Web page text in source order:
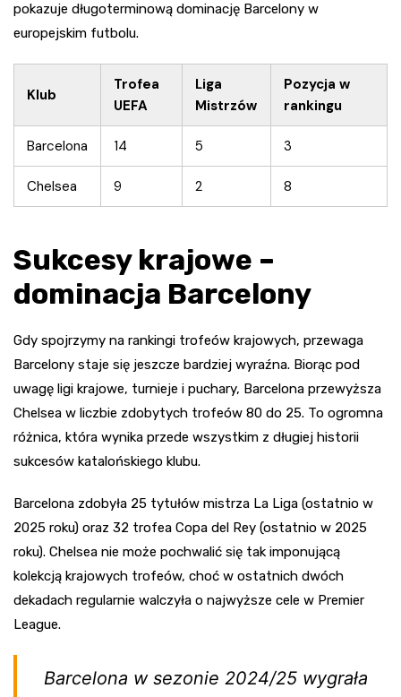
pokazuje długoterminową dominację Barcelony w
europejskim futbolu.
Klub
Trofea
UEFA
Liga
Mistrzów
Pozycja w
rankingu
Barcelona 14 5 3
Chelsea 9 2 8
Sukcesy krajowe –
dominacja Barcelony
Gdy spojrzymy na rankingi trofeów krajowych, przewaga
Barcelony staje się jeszcze bardziej wyraźna. Biorąc pod
uwagę ligi krajowe, turnieje i puchary, Barcelona przewyższa
Chelsea w liczbie zdobytych trofeów 80 do 25. To ogromna
różnica, która wynika przede wszystkim z długiej historii
sukcesów katalońskiego klubu.
Barcelona zdobyła 25 tytułów mistrza La Liga (ostatnio w
2025 roku) oraz 32 trofea Copa del Rey (ostatnio w 2025
roku). Chelsea nie może pochwalić się tak imponującą
kolekcją krajowych trofeów, choć w ostatnich dwóch
dekadach regularnie walczyła o najwyższe cele w Premier
League.
Barcelona w sezonie 2024/25 wygrała